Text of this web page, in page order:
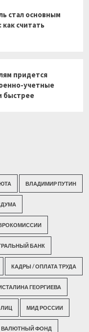
стал основным
считать
придется
учетные
быстрее
ВЛАДИМИР ПУТИН
БАНК
КАДРЫ / ОПЛАТА ТРУДА
ГЕОРГИЕВА
МИД РОССИИ
ФОНД